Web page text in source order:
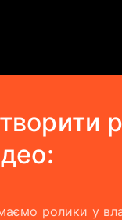
ролики у